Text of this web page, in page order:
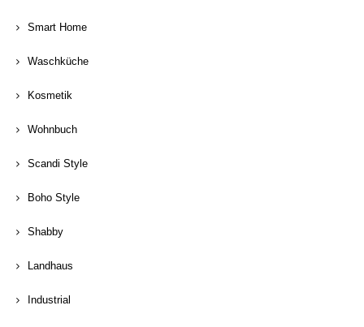
Smart Home
Waschküche
Kosmetik
Wohnbuch
Scandi Style
Boho Style
Shabby
Landhaus
Industrial